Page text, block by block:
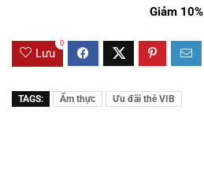
Giảm 10%
Lưu
0
TAGS: Ẩm thực Ưu đãi thẻ VIB